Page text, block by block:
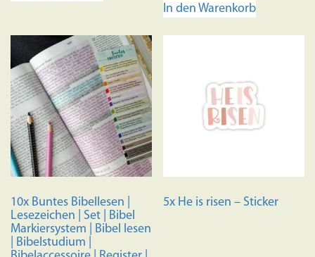
In den Warenkorb
10x Buntes Bibellesen |
Lesezeichen | Set | Bibel
Markiersystem | Bibel lesen
| Bibelstudium |
5x He is risen – Sticker